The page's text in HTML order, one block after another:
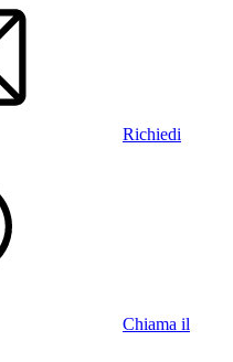
Richiedi
Chiama il